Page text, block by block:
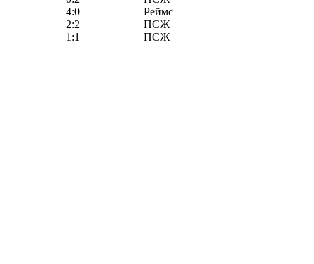
4:0
Реймс
2:2
ПСЖ
1:1
ПСЖ